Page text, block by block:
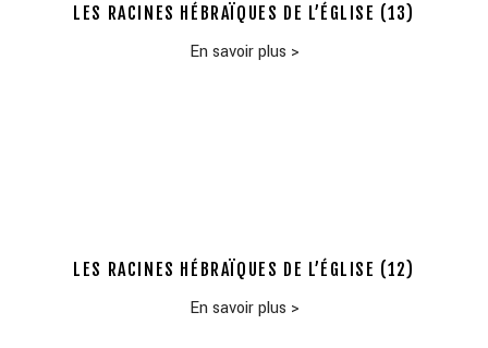
LES RACINES HÉBRAÏQUES DE L’ÉGLISE (13)
En savoir plus >
LES RACINES HÉBRAÏQUES DE L’ÉGLISE (12)
En savoir plus >